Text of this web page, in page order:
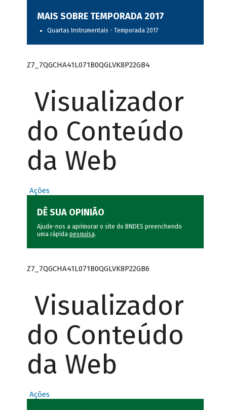
MAIS SOBRE TEMPORADA 2017
Quartas Instrumentais - Temporada 2017
Z7_7QGCHA41L071B0QGLVK8P22GB4
Visualizador
do Conteúdo
da Web
Ações
DÊ SUA OPINIÃO
Ajude-nos a aprimorar o site do BNDES preenchendo
uma rápida pesquisa.
Z7_7QGCHA41L071B0QGLVK8P22GB6
Visualizador
do Conteúdo
da Web
Ações